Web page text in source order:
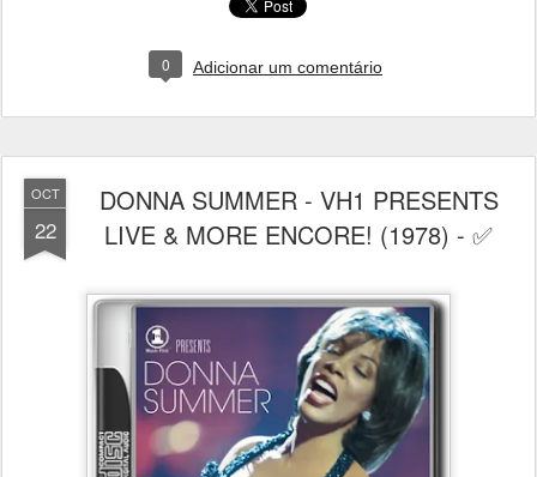
0 Adicionar um comentário
OCT
22
DONNA SUMMER - VH1 PRESENTS
LIVE & MORE ENCORE! (1978) - ✅